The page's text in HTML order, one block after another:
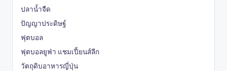
ปลาน้ำจืด
ปัญญาประดิษฐ์
ฟุตบอล
ฟุตบอลยูฟ่า แชมเปี้ยนส์ลีก
วัตถุดิบอาหารญี่ปุ่น